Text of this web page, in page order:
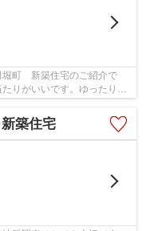
堀町 新築住宅のご紹介で
りがいいです。ゆったりと
築住宅